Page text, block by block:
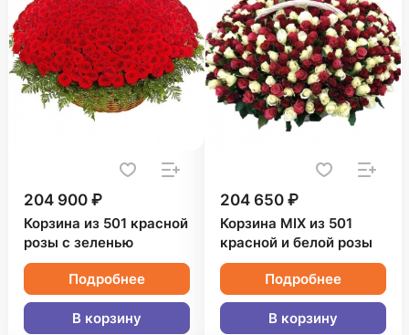
204 900 ₽
Корзина из 501 красной
розы с зеленью
Подробнее
В корзину
204 650 ₽
Корзина MIX из 501
красной и белой розы
Подробнее
В корзину